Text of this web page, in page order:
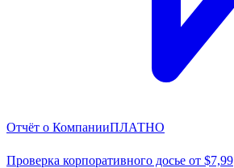
Отчёт о КомпанииПЛАТНО
Проверка корпоративного досье от $7,99